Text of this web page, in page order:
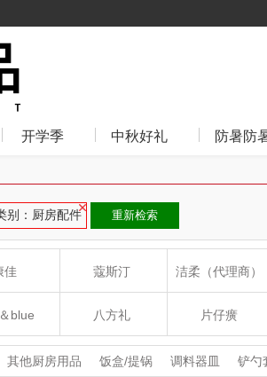
开学季 中秋好礼 防暑防
别：厨房配件 重新检索
佳
蔻斯汀 洁柔（代理商）
blue 八方礼 片仔癀
沁 绽家 HOLOHOLO
其他厨房用品 饭盒/提锅 调料器皿 铲勺